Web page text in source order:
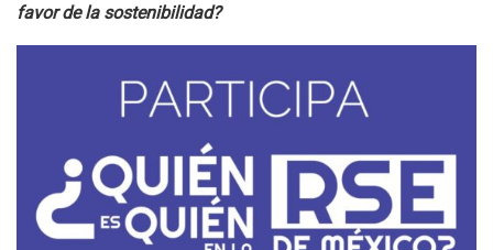
favor de la sostenibilidad?